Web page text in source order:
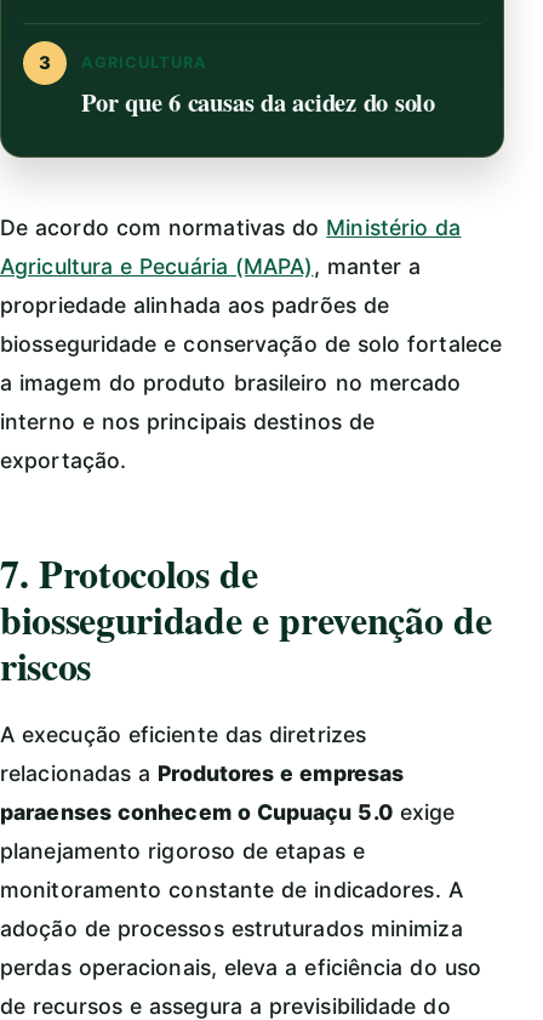
3 AGRICULTURA
Por que 6 causas da acidez do solo
De acordo com normativas do Ministério da
Agricultura e Pecuária (MAPA), manter a
propriedade alinhada aos padrões de
biosseguridade e conservação de solo fortalece
a imagem do produto brasileiro no mercado
interno e nos principais destinos de
exportação.
7. Protocolos de
biosseguridade e prevenção de
riscos
A execução eficiente das diretrizes
relacionadas a Produtores e empresas
paraenses conhecem o Cupuaçu 5.0exige
planejamento rigoroso de etapas e
monitoramento constante de indicadores. A
adoção de processos estruturados minimiza
perdas operacionais, eleva a eficiência do uso
de recursos e assegura a previsibilidade do